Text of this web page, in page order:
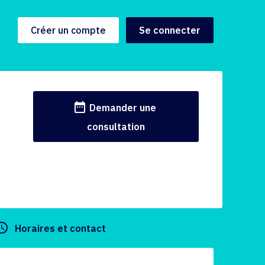
Créer un compte Se connecter
date_range Demander une
consultation
Horaires et contact